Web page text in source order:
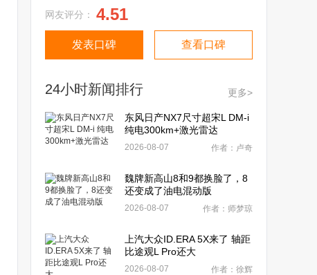
网友评分： 4.51
发表口碑 查看口碑
24小时新闻排行 更多>
东风日产NX7尺寸超宋L DM-i
纯电300km+激光雷达
2026-08-07 作者：卢奇
魏牌新高山8和9都换脸了，8
还变成了油电混动版
2026-08-07 作者：师梦琼
上汽大众ID.ERA 5X来了 轴距
比途观L Pro还大
2026-08-07 作者：徐辉